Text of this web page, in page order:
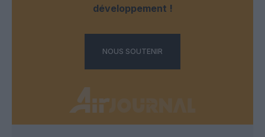
développement !
NOUS SOUTENIR